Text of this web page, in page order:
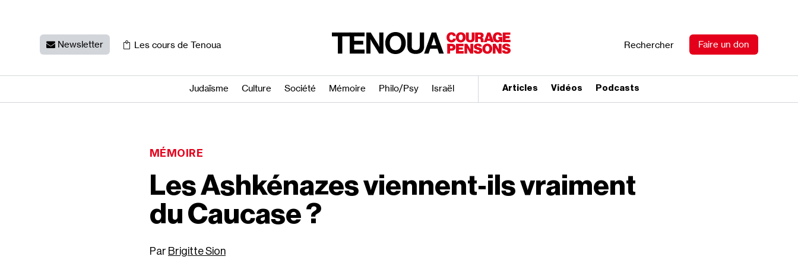
Newsletter Les cours de Tenoua Rechercher Faire un don
Judaïsme Culture Société Mémoire Philo/​Psy Israël Articles Vidéos Podcasts
MÉMOIRE
Les Ashkénazes viennent‐​ils vraiment
du Caucase ?
Brigitte Sion